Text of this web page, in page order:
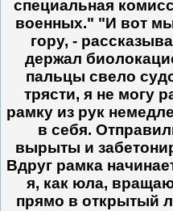
специальная
военных." "И вот
гору, -
держал
пальцы свело
трясти, я не могу
рамку из рук
в себя.
вырыты и
Вдруг рамка
я, как юла,
прямо в открытый